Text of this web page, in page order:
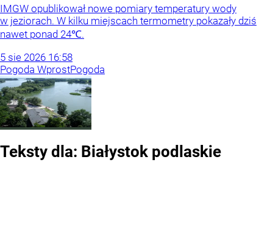
IMGW opublikował nowe pomiary temperatury wody
w jeziorach. W kilku miejscach termometry pokazały dziś
nawet ponad 24℃.
5 sie 2026 16:58
Pogoda WprostPogoda
Teksty dla: Białystok podlaskie